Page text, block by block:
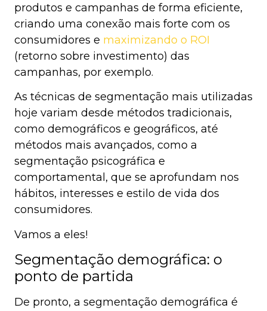
produtos e campanhas de forma eficiente,
criando uma conexão mais forte com os
consumidores e maximizando o ROI
(retorno sobre investimento) das
campanhas, por exemplo.
As técnicas de segmentação mais utilizadas
hoje variam desde métodos tradicionais,
como demográficos e geográficos, até
métodos mais avançados, como a
segmentação psicográfica e
comportamental, que se aprofundam nos
hábitos, interesses e estilo de vida dos
consumidores.
Vamos a eles!
Segmentação demográfica: o
ponto de partida
De pronto, a segmentação demográfica é